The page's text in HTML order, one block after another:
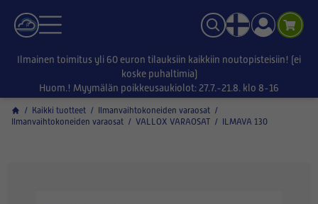
Ilmainen toimitus yli 60 euron tilauksiin kaikkiin noutopisteisiin! (ei
koske puhaltimia)
Huom.! Myymälän poikkeusaukiolot: 27.7.-21.8. klo 8-16
/ Kaikki tuotteet / Ilmanvaihtokoneiden varaosat /
Ilmanvaihtokoneiden varaosat / VALLOX VARAOSAT / ILMAVA 130